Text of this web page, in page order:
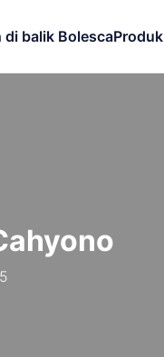
di balik BolescaProduk